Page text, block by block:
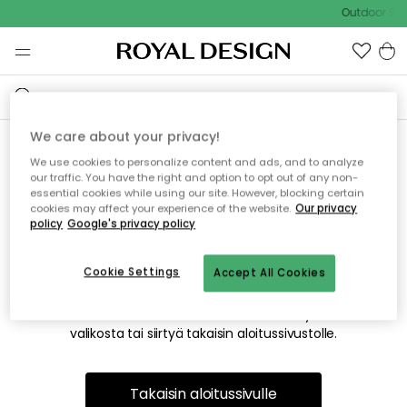
Outdoor
Emme valitettavasti löydä
etsimääsi sivua
Tämä voi johtua siitä, että sivua ei enää ole tai siitä, että se
on siirretty muualle. Pahoittelemme tästä mahdollisesti
valikosta tai siirtyä takaisin aloitussivustolle.
Takaisin aloitussivulle
We care about your privacy!
We use cookies to personalize content and ads, and to analyze
our traffic. You have the right and option to opt out of any non-
essential cookies while using our site. However, blocking certain
cookies may affect your experience of the website. Our privacy
policy Google's privacy policy
Accept All Cookies
Cookie Settings